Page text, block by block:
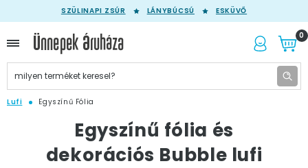
SZÜLINAPI ZSÚR LÁNYBÚCSÚ ESKÜVŐ
0
Lufi Egyszínű Fólia
Egyszínű fólia és
dekorációs Bubble lufi